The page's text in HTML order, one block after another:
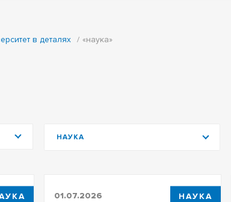
в деталях «наука»
НАУКА
01.07.2026 НАУКА